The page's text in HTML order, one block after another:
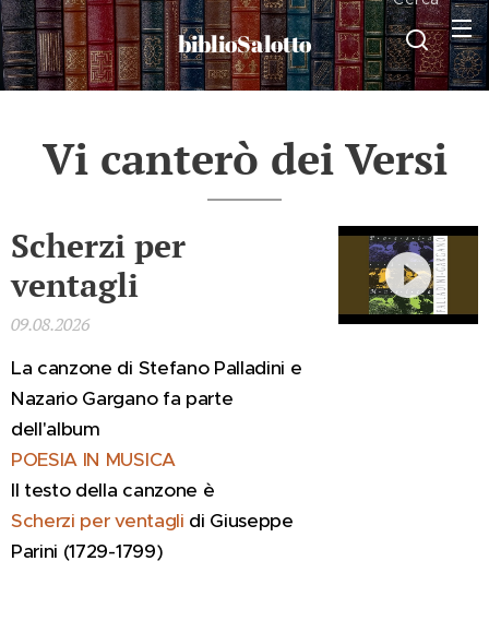
biblioSalotto
Vi canterò dei Versi
Scherzi per
ventagli
09.08.2026
La canzone di Stefano Palladini e
Nazario Gargano fa parte
dell'album
POESIA IN MUSICA
Il testo della canzone è
Scherzi per ventagli di Giuseppe
Parini (1729-1799)